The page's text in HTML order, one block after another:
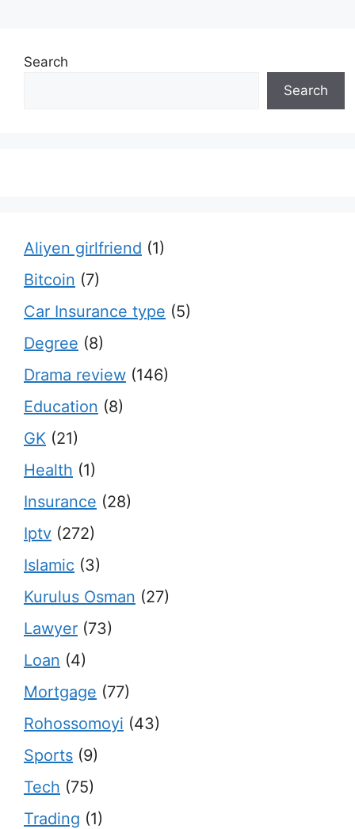
Search
Search
Aliyen girlfriend (1)
Bitcoin (7)
Car Insurance type (5)
Degree (8)
Drama review (146)
Education (8)
GK (21)
Health (1)
Insurance (28)
Iptv (272)
Islamic (3)
Kurulus Osman (27)
Lawyer (73)
Loan (4)
Mortgage (77)
Rohossomoyi (43)
Sports (9)
Tech (75)
Trading (1)